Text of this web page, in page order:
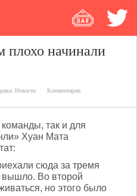
начинали
Новости Комментарии
так и для
Хуан Мата
сюда за тремя
вышло. Во второй
но этого было